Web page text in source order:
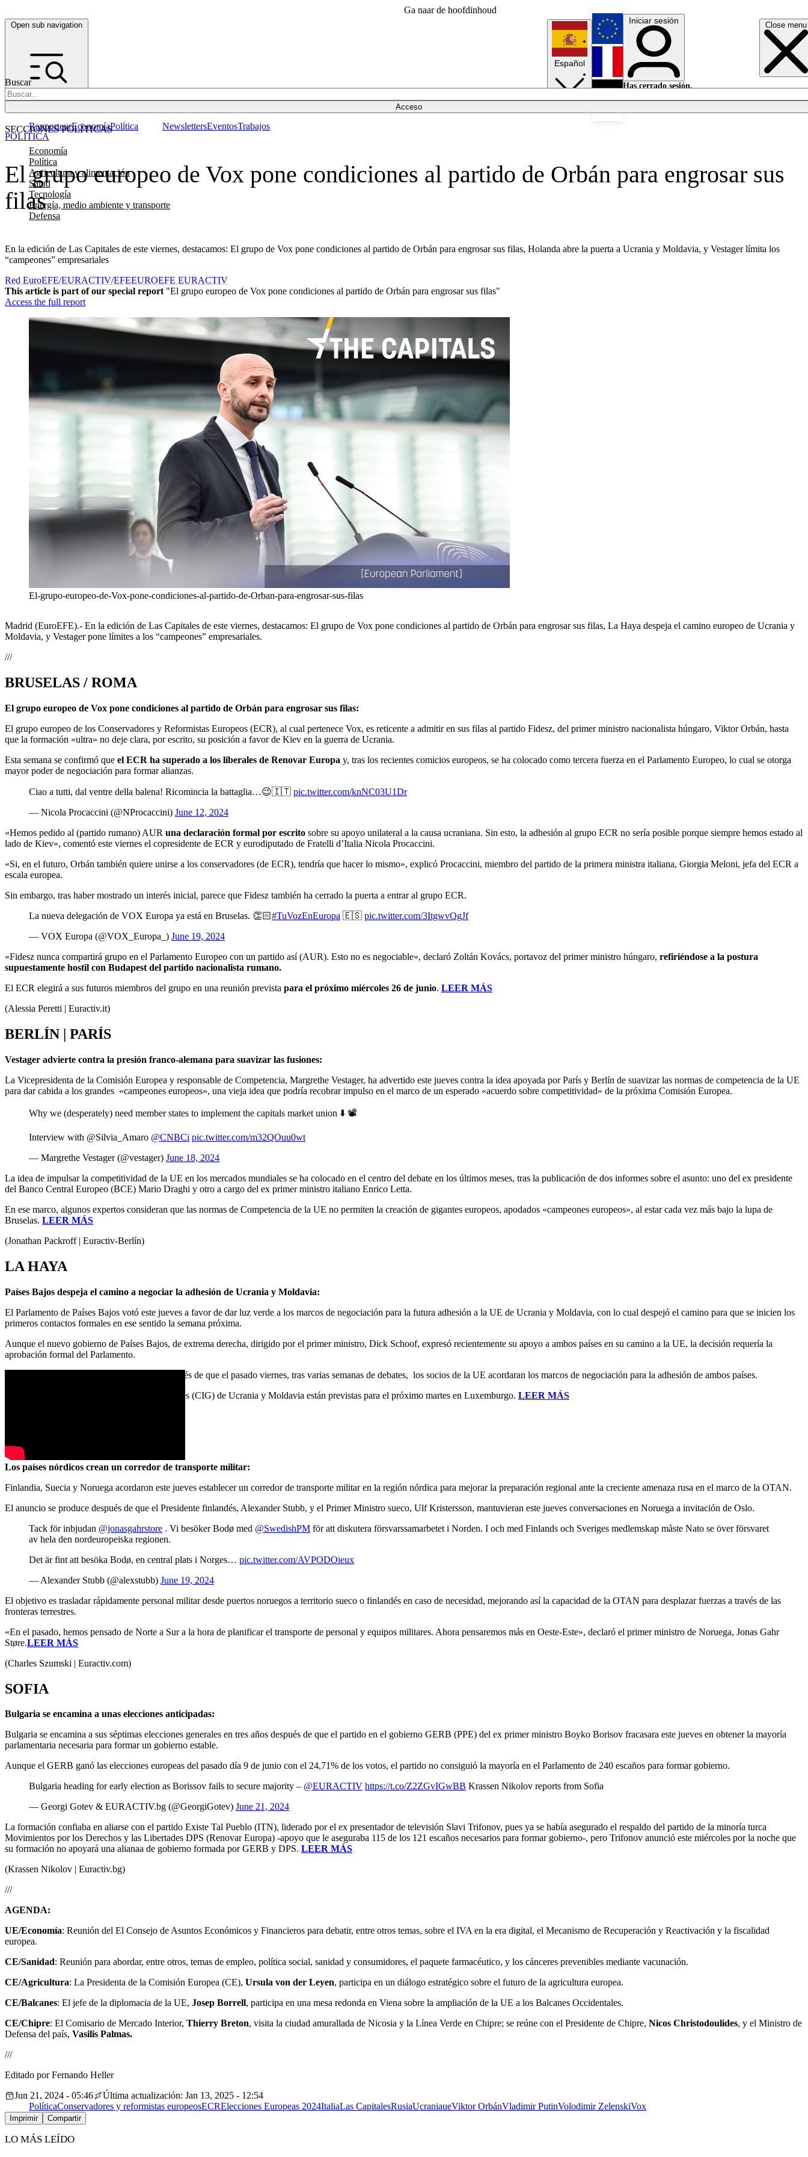
Ga naar de hoofdinhoud
Open sub navigation Close menu
Buscar
Acceso
SECCIONES POLÍTICAS
Economía
Política
Agricultura y alimentación
Salud
Tecnología
Energía, medio ambiente y transporte
Defensa
RapporteurEconomíaPolítica NewslettersEventosTrabajos
Español
English
Français
Iniciar sesión
Has cerrado sesión.
El grupo europeo de Vox pone condiciones al partido de Orbán para engrosar sus
filas
En la edición de Las Capitales de este viernes, destacamos: El grupo de Vox pone condiciones al partido de Orbán para engrosar sus filas, Holanda abre la puerta a Ucrania y Moldavia, y Vestager límita los
“campeones” empresariales
POLÍTICA
Red EuroEFE/EURACTIV/EFEEUROEFE EURACTIV
This article is part of our special report "El grupo europeo de Vox pone condiciones al partido de Orbán para engrosar sus filas"
Access the full report
El-grupo-europeo-de-Vox-pone-condiciones-al-partido-de-Orban-para-engrosar-sus-filas
Madrid (EuroEFE).- En la edición de Las Capitales de este viernes, destacamos: El grupo de Vox pone condiciones al partido de Orbán para engrosar sus filas, La Haya despeja el camino europeo de Ucrania y
Moldavia, y Vestager pone límites a los “campeones” empresariales.
///
BRUSELAS / ROMA
El grupo europeo de Vox pone condiciones al partido de Orbán para engrosar sus filas:
El grupo europeo de los Conservadores y Reformistas Europeos (ECR), al cual pertenece Vox, es reticente a admitir en sus filas al partido Fidesz, del primer ministro nacionalista húngaro, Viktor Orbán, hasta
que la formación «ultra» no deje clara, por escrito, su posición a favor de Kiev en la guerra de Ucrania.
Esta semana se confirmó que el ECR ha superado a los liberales de Renovar Europa y, tras los recientes comicios europeos, se ha colocado como tercera fuerza en el Parlamento Europeo, lo cual se otorga
mayor poder de negociación para formar alianzas.
Ciao a tutti, dal ventre della balena! Ricomincia la battaglia…😉🇮🇹 pic.twitter.com/knNC03U1Dr
— Nicola Procaccini (@NProcaccini) June 12, 2024
«Hemos pedido al (partido rumano) AUR una declaración formal por escrito sobre su apoyo unilateral a la causa ucraniana. Sin esto, la adhesión al grupo ECR no sería posible porque siempre hemos estado al
lado de Kiev», comentó este viernes el copresidente de ECR y eurodiputado de Fratelli d’Italia Nicola Procaccini.
«Si, en el futuro, Orbán también quiere unirse a los conservadores (de ECR), tendría que hacer lo mismo», explicó Procaccini, miembro del partido de la primera ministra italiana, Giorgia Meloni, jefa del ECR a
escala europea.
Sin embargo, tras haber mostrado un interés inicial, parece que Fidesz también ha cerrado la puerta a entrar al grupo ECR.
La nueva delegación de VOX Europa ya está en Bruselas. 👏🏻#TuVozEnEuropa 🇪🇸 pic.twitter.com/3ItgwvQgJf
— VOX Europa (@VOX_Europa_) June 19, 2024
«Fidesz nunca compartirá grupo en el Parlamento Europeo con un partido así (AUR). Esto no es negociable», declaró Zoltán Kovács, portavoz del primer ministro húngaro, refiriéndose a la postura
supuestamente hostil con Budapest del partido nacionalista rumano.
El ECR elegirá a sus futuros miembros del grupo en una reunión prevista para el próximo miércoles 26 de junio. LEER MÁS
(Alessia Peretti | Euractiv.it)
BERLÍN | PARÍS
Vestager advierte contra la presión franco-alemana para suavizar las fusiones:
La Vicepresidenta de la Comisión Europea y responsable de Competencia, Margrethe Vestager, ha advertido este jueves contra la idea apoyada por París y Berlín de suavizar las normas de competencia de la UE
para dar cabida a los grandes «campeones europeos», una vieja idea que podría recobrar impulso en el marco de un esperado «acuerdo sobre competitividad» de la próxima Comisión Europea.
Why we (desperately) need member states to implement the capitals market union ⬇️ 📽️
Interview with @Silvia_Amaro @CNBCi pic.twitter.com/m32QOuu0wt
— Margrethe Vestager (@vestager) June 18, 2024
La idea de impulsar la competitividad de la UE en los mercados mundiales se ha colocado en el centro del debate en los últimos meses, tras la publicación de dos informes sobre el asunto: uno del ex presidente
del Banco Central Europeo (BCE) Mario Draghi y otro a cargo del ex primer ministro italiano Enrico Letta.
En ese marco, algunos expertos consideran que las normas de Competencia de la UE no permiten la creación de gigantes europeos, apodados «campeones europeos», al estar cada vez más bajo la lupa de
Bruselas. LEER MÁS
(Jonathan Packroff | Euractiv-Berlín)
LA HAYA
Países Bajos despeja el camino a negociar la adhesión de Ucrania y Moldavia:
El Parlamento de Países Bajos votó este jueves a favor de dar luz verde a los marcos de negociación para la futura adhesión a la UE de Ucrania y Moldavia, con lo cual despejó el camino para que se inicien los
primeros contactos formales en ese sentido la semana próxima.
Aunque el nuevo gobierno de Países Bajos, de extrema derecha, dirigido por el primer ministro, Dick Schoof, expresó recientemente su apoyo a ambos países en su camino a la UE, la decisión requería la
aprobación formal del Parlamento.
Este paso salva el último obstáculo legal, después de que el pasado viernes, tras varias semanas de debates, los socios de la UE acordaran los marcos de negociación para la adhesión de ambos países.
Las primeras Conferencias Intergubernamentales (CIG) de Ucrania y Moldavia están previstas para el próximo martes en Luxemburgo. LEER MÁS
Los países nórdicos crean un corredor de transporte militar:
Finlandia, Suecia y Noruega acordaron este jueves establecer un corredor de transporte militar en la región nórdica para mejorar la preparación regional ante la creciente amenaza rusa en el marco de la OTAN.
El anuncio se produce después de que el Presidente finlandés, Alexander Stubb, y el Primer Ministro sueco, Ulf Kristersson, mantuvieran este jueves conversaciones en Noruega a invitación de Oslo.
Tack för inbjudan @jonasgahrstore . Vi besöker Bodø med @SwedishPM för att diskutera försvarssamarbetet i Norden. I och med Finlands och Sveriges medlemskap måste Nato se över försvaret
av hela den nordeuropeiska regionen.
Det är fint att besöka Bodø, en central plats i Norges… pic.twitter.com/AVPODOieux
— Alexander Stubb (@alexstubb) June 19, 2024
El objetivo es trasladar rápidamente personal militar desde puertos noruegos a territorio sueco o finlandés en caso de necesidad, mejorando así la capacidad de la OTAN para desplazar fuerzas a través de las
fronteras terrestres.
«En el pasado, hemos pensado de Norte a Sur a la hora de planificar el transporte de personal y equipos militares. Ahora pensaremos más en Oeste-Este», declaró el primer ministro de Noruega, Jonas Gahr
Støre.LEER MÁS
(Charles Szumski | Euractiv.com)
SOFIA
Bulgaria se encamina a unas elecciones anticipadas:
Bulgaria se encamina a sus séptimas elecciones generales en tres años después de que el partido en el gobierno GERB (PPE) del ex primer ministro Boyko Borisov fracasara este jueves en obtener la mayoría
parlamentaria necesaria para formar un gobierno estable.
Aunque el GERB ganó las elecciones europeas del pasado día 9 de junio con el 24,71% de los votos, el partido no consiguió la mayoría en el Parlamento de 240 escaños para formar gobierno.
Bulgaria heading for early election as Borissov fails to secure majority – @EURACTIV https://t.co/Z2ZGvIGwBB Krassen Nikolov reports from Sofia
— Georgi Gotev & EURACTIV.bg (@GeorgiGotev) June 21, 2024
La formación confiaba en aliarse con el partido Existe Tal Pueblo (ITN), liderado por el ex presentador de televisión Slavi Trifonov, pues ya se había asegurado el respaldo del partido de la minoría turca
Movimientos por los Derechos y las Libertades DPS (Renovar Europa) -apoyo que le aseguraba 115 de los 121 escaños necesarios para formar gobierno-, pero Trifonov anunció este miércoles por la noche que
su formación no apoyará una alianaa de gobierno formada por GERB y DPS. LEER MÁS
(Krassen Nikolov | Euractiv.bg)
///
AGENDA:
UE/Economía: Reunión del El Consejo de Asuntos Económicos y Financieros para debatir, entre otros temas, sobre el IVA en la era digital, el Mecanismo de Recuperación y Reactivación y la fiscalidad
europea.
CE/Sanidad: Reunión para abordar, entre otros, temas de empleo, política social, sanidad y consumidores, el paquete farmacéutico, y los cánceres prevenibles mediante vacunación.
CE/Agricultura: La Presidenta de la Comisión Europea (CE), Ursula von der Leyen, participa en un diálogo estratégico sobre el futuro de la agricultura europea.
CE/Balcanes: El jefe de la diplomacia de la UE, Josep Borrell, participa en una mesa redonda en Viena sobre la ampliación de la UE a los Balcanes Occidentales.
CE/Chipre: El Comisario de Mercado Interior, Thierry Breton, visita la ciudad amurallada de Nicosia y la Línea Verde en Chipre; se reúne con el Presidente de Chipre, Nicos Christodoulides, y el Ministro de
Defensa del país, Vasilis Palmas.
///
Editado por Fernando Heller
Jun 21, 2024 - 05:46
Última actualización: Jan 13, 2025 - 12:54
PolíticaConservadores y reformistas europeosECRElecciones Europeas 2024ItaliaLas CapitalesRusiaUcraniaueViktor OrbánVladimir PutinVolodimir ZelenskiVox
Imprimir Compartir
LO MÁS LEÍDO